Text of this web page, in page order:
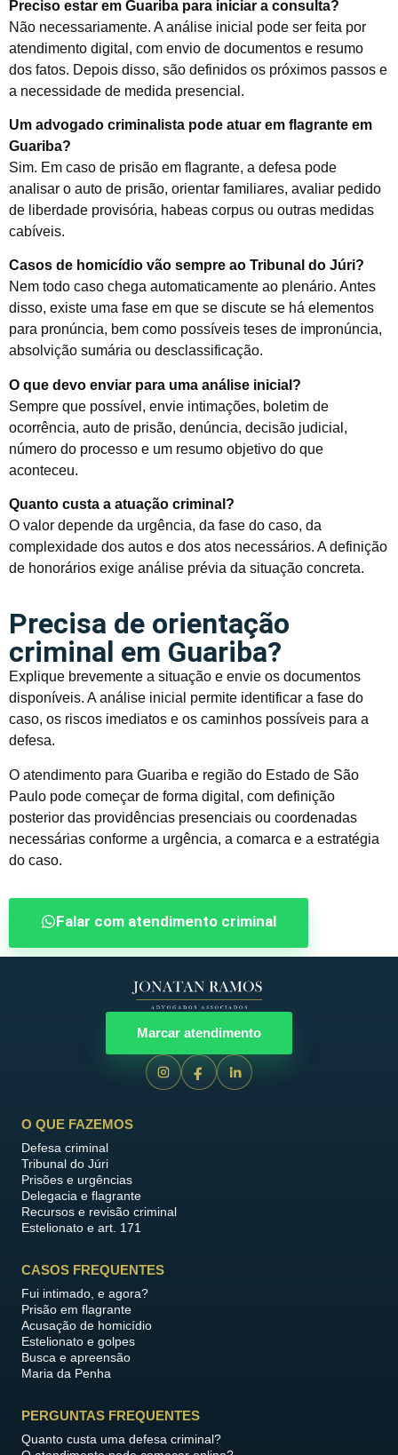
Preciso estar em Guariba para iniciar a consulta?
Não necessariamente. A análise inicial pode ser feita por
atendimento digital, com envio de documentos e resumo
dos fatos. Depois disso, são definidos os próximos passos e
a necessidade de medida presencial.
Um advogado criminalista pode atuar em flagrante em
Guariba?
Sim. Em caso de prisão em flagrante, a defesa pode
analisar o auto de prisão, orientar familiares, avaliar pedido
de liberdade provisória, habeas corpus ou outras medidas
cabíveis.
Casos de homicídio vão sempre ao Tribunal do Júri?
Nem todo caso chega automaticamente ao plenário. Antes
disso, existe uma fase em que se discute se há elementos
para pronúncia, bem como possíveis teses de impronúncia,
absolvição sumária ou desclassificação.
O que devo enviar para uma análise inicial?
Sempre que possível, envie intimações, boletim de
ocorrência, auto de prisão, denúncia, decisão judicial,
número do processo e um resumo objetivo do que
aconteceu.
Quanto custa a atuação criminal?
O valor depende da urgência, da fase do caso, da
complexidade dos autos e dos atos necessários. A definição
de honorários exige análise prévia da situação concreta.
Precisa de orientação
criminal em Guariba?
Explique brevemente a situação e envie os documentos
disponíveis. A análise inicial permite identificar a fase do
caso, os riscos imediatos e os caminhos possíveis para a
defesa.
O atendimento para Guariba e região do Estado de São
Paulo pode começar de forma digital, com definição
posterior das providências presenciais ou coordenadas
necessárias conforme a urgência, a comarca e a estratégia
do caso.
Falar com atendimento criminal
Marcar atendimento
O QUE FAZEMOS
Defesa criminal
Tribunal do Júri
Prisões e urgências
Delegacia e flagrante
Recursos e revisão criminal
Estelionato e art. 171
CASOS FREQUENTES
Fui intimado, e agora?
Prisão em flagrante
Acusação de homicídio
Estelionato e golpes
Busca e apreensão
Maria da Penha
PERGUNTAS FREQUENTES
Quanto custa uma defesa criminal?